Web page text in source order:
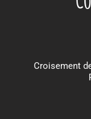
Croisement